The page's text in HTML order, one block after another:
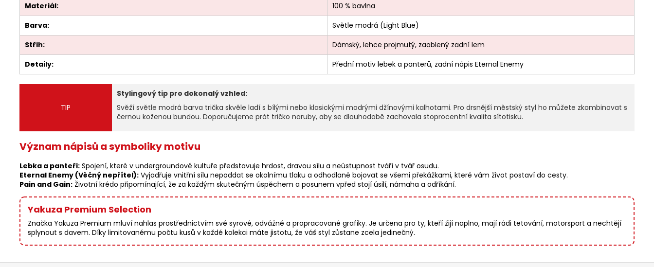
Materiál:
100 % bavlna
Barva:
Světle modrá (Light Blue)
Střih:
Dámský, lehce projmutý, zaoblený zadní lem
Detaily:
Přední motiv lebek a panterů, zadní nápis Eternal Enemy
TIP
Stylingový tip pro dokonalý vzhled:
Svěží světle modrá barva trička skvěle ladí s bílými nebo klasickými modrými džínovými kalhotami. Pro drsnější městský styl ho můžete zkombinovat s
černou koženou bundou. Doporučujeme prát tričko naruby, aby se dlouhodobě zachovala stoprocentní kvalita sítotisku.
Význam nápisů a symboliky motivu
Lebka a panteři: Spojení, které v undergroundové kultuře představuje hrdost, dravou sílu a neústupnost tváří v tvář osudu.
Eternal Enemy (Věčný nepřítel): Vyjadřuje vnitřní sílu nepoddat se okolnímu tlaku a odhodlaně bojovat se všemi překážkami, které vám život postaví do cesty.
Pain and Gain: Životní krédo připomínající, že za každým skutečným úspěchem a posunem vpřed stojí úsilí, námaha a odříkání.
Yakuza Premium Selection
Značka Yakuza Premium mluví nahlas prostřednictvím své syrové, odvážné a propracované grafiky. Je určena pro ty, kteří žijí naplno, mají rádi tetování, motorsport a nechtějí
splynout s davem. Díky limitovanému počtu kusů v každé kolekci máte jistotu, že váš styl zůstane zcela jedinečný.